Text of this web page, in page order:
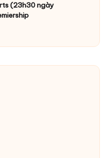
(23h30 ngày